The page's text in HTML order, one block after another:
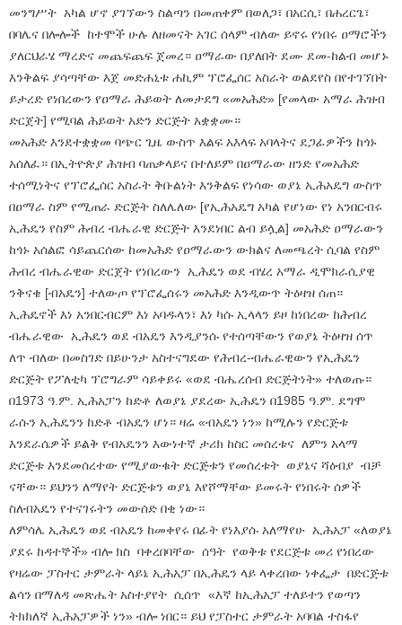
መንግሥት አካል ሆኖ ያገኘውን ስልጣን በመጠቀም በወለጋ፣ በአርሲ፣ በሐረርጌ፣
በባሌና በሎሎች ከተሞች ሁሉ ለዘመናት አገር ሰላም ብለው ይኖሩ የነበሩ ዐማሮችን
ያለርህራሄ ማረድና መጨፍጨፍ ጀመረ። ዐማራው በያለበት ደሙ ደመ-ከልብ መሆኑ
እንቅልፍ ያሳጣቸው እጀ መድሐኒቱ ሐኪም ፕሮፌሰር አስራት ወልደየስ በየተገኘበት
ይታረድ የነበረውን የዐማራ ሕይወት ለመታደግ «መአሕድ» [የመላው አማራ ሕዝብ
ድርጀት] የሚባል ሕይወት አድን ድርጅት አቋቋሙ።
መአሕድ እንደተቋቋመ ባጭር ጊዜ ውስጥ እልፍ አእላፍ አባላትና ደጋፊዎችን ከጎኑ
አሰለፈ። በኢትዮጵያ ሕዝብ ባጠቃላይና በተለይም በዐማራው ዘንድ የመአሕድ
ተሰሚነትና የፕሮፌሰር አስራት ቅቡልነት እንቅልፍ የነሳው ወያኔ ኢሕአዴግ ውስጥ
በዐማራ ስም የሚጠራ ድርጅት ስለሌለው [የኢሕአዴግ አካል የሆነው የነ አንበርብሩ
ኢሕዴን የስም ሕብረ ብሔራዊ ድርጅት እንደነበር ልብ ይሏል] መአሕድ ዐማራውን
ከጎኑ አሰልፎ ሳይጨርሰው ከመአሕድ የዐማራውን ውክልና ለመጫረት ሲባል የስም
ሕብረ ብሔራዊው ድርጀት የነበረውን ኢሕዴን ወደ ብሄረ አማራ ዲሞክራሲያዊ
ንቅናቄ [ብአዴን] ተለውጦ የፕሮፌሰሩን መአሕድ እንዲውጥ ትዕዛዝ ሰጠ።
ኢሕዴኖች እነ አንበርብርም እነ አባዱላን፣ እነ ካሱ ኢላላን ይዞ ከነበረው ከሕብረ
ብሔራዊው ኢሕዴን ወደ ብአዴን እንዲያንሱ የተሰጣቸውን የወያኔ ትዕዛዝ ሰጥ
ለጥ ብለው በመስገድ በይሁንታ አስተናግደው የሕብረ-ብሔራዊውን የኢሕዴን
ድርጅት የፖለቲካ ፕሮግራም ሳይቀይሩ «ወደ ብሔረሰብ ድርጅትነት» ተለወጡ።
በ1973 ዓ.ም. ኢሕአፓን ከድቶ ለወያኔ ያደረው ኢሕዴን በ1985 ዓ.ም. ደግሞ
ራሱን ኢሕዴንን ከድቶ ብአዴን ሆነ። ዛሬ «ብአዴን ነን» ከሚሉን የድርጅቱ
እንደራሴዎች ይልቅ የብአዴንን እውነተኛ ታሪክ ከስር መሰረቱና ለምን አላማ
ድርጅቱ እንደመሰረተው የሚያውቁት ድርጅቱን የመሰረቱት ወያኔና ሻዕብያ ብቻ
ናቸው። ይህንን ለማየት ድርጅቱን ወያኔ እየሾማቸው ይመሩት የነበሩት ሰዎች
ስለብአዴን የተናገሩትን መውሰድ በቂ ነው።
ለምሳሌ ኢሕዴን ወደ ብአዴን ከመቀየሩ በፊት የነእያሱ አለማየሁ ኢሕአፓ «ለወያኔ
ያደሩ ከዳተኞች» ብሎ ክስ ባቀረበባቸው ሰዓት የወቅቱ የደርጅቱ መሪ የነበረው
የዛሬው ፓስተር ታምራት ላይኔ ኢሕአፓ በኢሕዴን ላይ ላቀረበው ነቀፌታ በድርጅቱ
ልሳን በማለዳ መጽሔት አስተያየት ሲሰጥ «እኛ ከኢሕአፓ ተለይተን የወጣን
ትክክለኛ ኢሕአፓዎች ነን» ብሎ ነበር። ይህ የፓስተር ታምራት አባባል ተስፋየ